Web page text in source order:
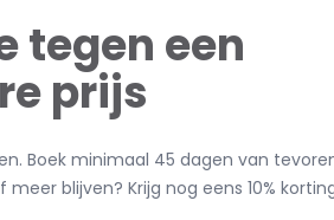
tegen een
prijs
Boek minimaal 45 dagen van
blijven? Krijg nog eens 10%